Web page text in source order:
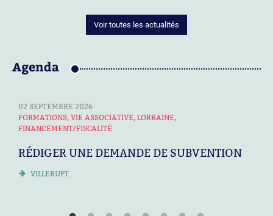
Voir toutes les actualités
Agenda
02 SEPTEMBRE 2026
FORMATIONS, VIE ASSOCIATIVE, LORRAINE,
FINANCEMENT/FISCALITÉ
RÉDIGER UNE DEMANDE DE SUBVENTION
VILLERUPT